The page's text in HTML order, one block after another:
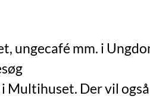
ungecafé mm. i
Multihuset. Der vil også